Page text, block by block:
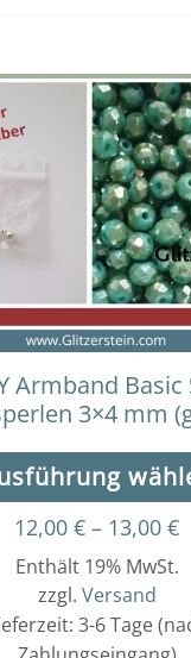
Armband Basic
3×4 mm
12,00 € – 13,00 €
Enthält 19% MwSt.
zzgl. Versand
3-6 Tage